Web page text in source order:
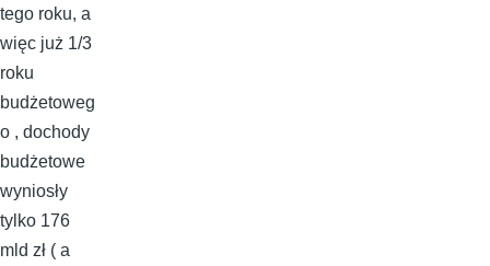
tego roku, a
więc już 1/3
roku
budżetoweg
o , dochody
budżetowe
wyniosły
tylko 176
mld zł ( a